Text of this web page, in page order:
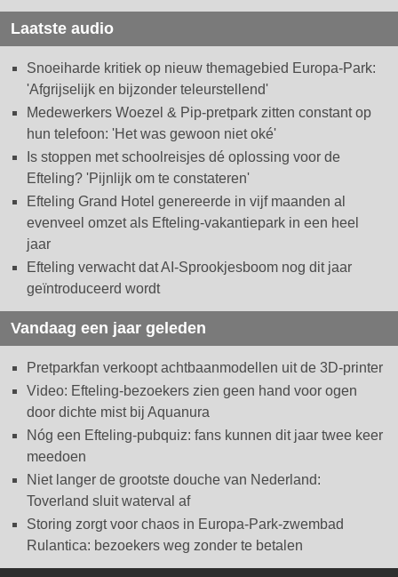
Laatste audio
Snoeiharde kritiek op nieuw themagebied Europa-Park:
'Afgrijselijk en bijzonder teleurstellend'
Medewerkers Woezel & Pip-pretpark zitten constant op
hun telefoon: 'Het was gewoon niet oké'
Is stoppen met schoolreisjes dé oplossing voor de
Efteling? 'Pijnlijk om te constateren'
Efteling Grand Hotel genereerde in vijf maanden al
evenveel omzet als Efteling-vakantiepark in een heel
jaar
Efteling verwacht dat AI-Sprookjesboom nog dit jaar
geïntroduceerd wordt
Vandaag een jaar geleden
Pretparkfan verkoopt achtbaanmodellen uit de 3D-printer
Video: Efteling-bezoekers zien geen hand voor ogen
door dichte mist bij Aquanura
Nóg een Efteling-pubquiz: fans kunnen dit jaar twee keer
meedoen
Niet langer de grootste douche van Nederland:
Toverland sluit waterval af
Storing zorgt voor chaos in Europa-Park-zwembad
Rulantica: bezoekers weg zonder te betalen